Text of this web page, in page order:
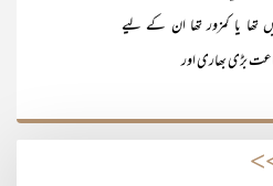
تھا یا کمزور تھا ان کے لیے
بڑی بھاری اور